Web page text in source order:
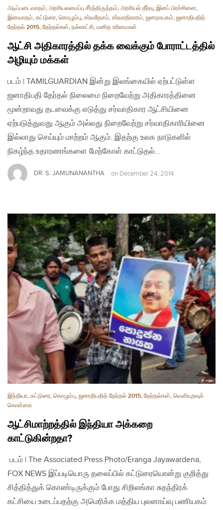
அடிப்படைவாதம், அரசியலமைப்பு சீர்த்திருத்தம், அரசியல் தீர்வு, இனப் பிரச்சினை,
இனவாதம், கட்டுரை, கொழும்பு, சர்வதேசம், சர்வாதிகாரம், ஜனநாயகம், ஜனாதிபதித்
தேர்தல் 2015, தேர்தல்கள், நல்லாட்சி, மனித உரிமைகள்
ஆட்சி அதிகாரத்தில் தக்க வைக்கும் போராட்டத்தில்
அழியும் மக்கள்
படம் | TAMILGUARDIAN இன்று இலங்கையில் ஏற்பட்டுள்ள
ஜனாதிபதி தேர்தல் நிலைமை நிறைவேற்று அதிகாரத்தினை
மூன்றாவது தடவைக்கு எடுத்து சர்வாதிகார ஆட்சியினை
ஏற்படுத்துவது ஆகும் அல்லது நிறைவேற்று சர்வாதிகாரியினை
இல்லாது செய்யும் மாற்றம் ஆகும். இதற்கு உலக நாடுகளில்
நிகழ்ந்த உதாரணங்களை மேற்கோள் காட்டுதல்…
DR. S. JAMUNANANTHA on December 24, 2014
இந்தியா, கட்டுரை, கொழும்பு, ஜனாதிபதித் தேர்தல் 2015, தேர்தல்கள், வௌியுறவுக்
கொள்கை
ஆட்சிமாற்றத்தில் இந்தியா அக்கறை
காட்டுகின்றதா?
படம் | The Associated Press Photo/Eranga Jayawardena,
FOX NEWS இப்படியொரு தலைப்பில் கட்டுரையொன்று குறித்து
சித்தித்துக் கொண்டிருக்கும் போது சிறிலங்கா சுதந்திரக்
கட்சியை உடைப்பதற்கு அமெரிக்க மத்திய புலனாய்வு பணியகம்